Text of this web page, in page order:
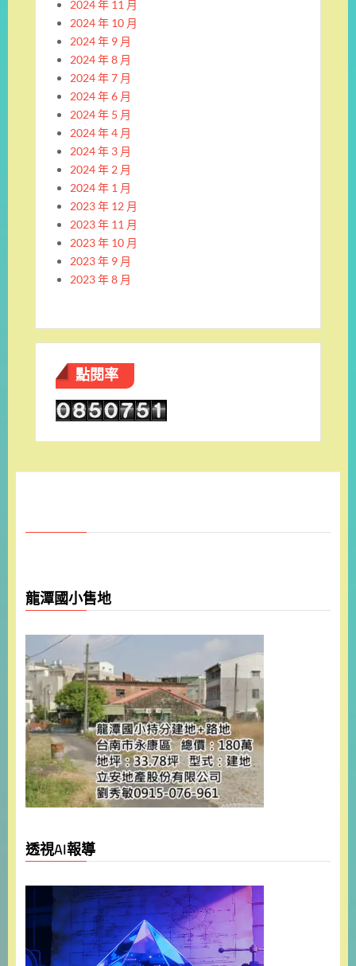
2024 年 11 月
2024 年 10 月
2024 年 9 月
2024 年 8 月
2024 年 7 月
2024 年 6 月
2024 年 5 月
2024 年 4 月
2024 年 3 月
2024 年 2 月
2024 年 1 月
2023 年 12 月
2023 年 11 月
2023 年 10 月
2023 年 9 月
2023 年 8 月
點閱率
龍潭國小售地
透視AI報導